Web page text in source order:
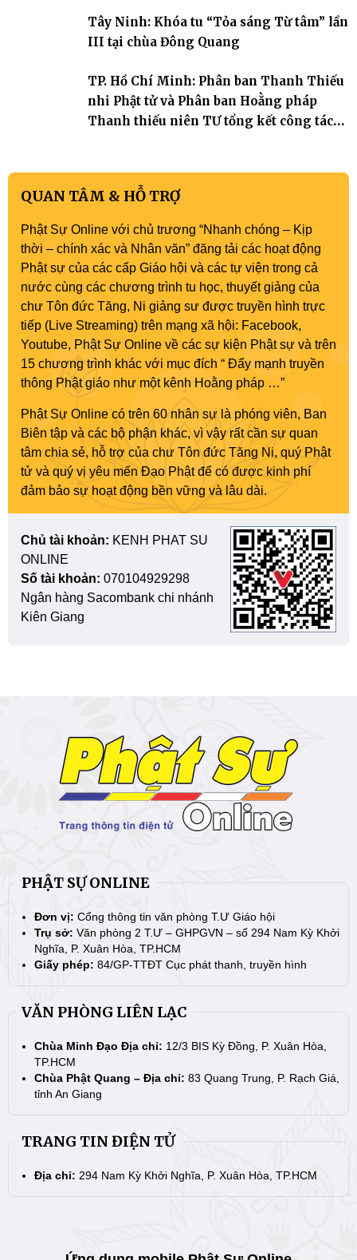
Tây Ninh: Khóa tu “Tỏa sáng Từ tâm” lần
III tại chùa Đông Quang
TP. Hồ Chí Minh: Phân ban Thanh Thiếu
nhi Phật tử và Phân ban Hoằng pháp
Thanh thiếu niên TƯ tổng kết công tác
QUAN TÂM & HỖ TRỢ
Phật Sự Online với chủ trương “Nhanh chóng – Kịp
thời – chính xác và Nhân văn” đăng tải các hoạt động
Phật sự của các cấp Giáo hội và các tự viện trong cả
nước cùng các chương trình tu học, thuyết giảng của
chư Tôn đức Tăng, Ni giảng sư được truyền hình trực
tiếp (Live Streaming) trên mạng xã hội: Facebook,
Youtube, Phật Sự Online về các sự kiện Phật sự và trên
15 chương trình khác với mục đích “ Đẩy mạnh truyền
thông Phật giáo như một kênh Hoằng pháp …”
Phật Sự Online có trên 60 nhân sự là phóng viên, Ban
Biên tập và các bộ phận khác, vì vậy rất cần sự quan
tâm chia sẻ, hỗ trợ của chư Tôn đức Tăng Ni, quý Phật
tử và quý vị yêu mến Đạo Phật để có được kinh phí
đảm bảo sự hoạt động bền vững và lâu dài.
Chủ tài khoản: KENH PHAT SU
ONLINE
Số tài khoản: 070104929298
Ngân hàng Sacombank chi nhánh
Kiên Giang
PHẬT SỰ ONLINE
Đơn vị: Cổng thông tin văn phòng T.Ư Giáo hội
Trụ sở: Văn phòng 2 T.Ư – GHPGVN – số 294 Nam Kỳ Khởi
Nghĩa, P. Xuân Hòa, TP.HCM
Giấy phép: 84/GP-TTĐT Cục phát thanh, truyền hình
VĂN PHÒNG LIÊN LẠC
Chùa Minh Đạo Địa chỉ: 12/3 BIS Kỳ Đồng, P. Xuân Hòa,
TP.HCM
Chùa Phật Quang – Địa chỉ: 83 Quang Trung, P. Rạch Giá,
tỉnh An Giang
TRANG TIN ĐIỆN TỬ
Địa chỉ: 294 Nam Kỳ Khởi Nghĩa, P. Xuân Hòa, TP.HCM